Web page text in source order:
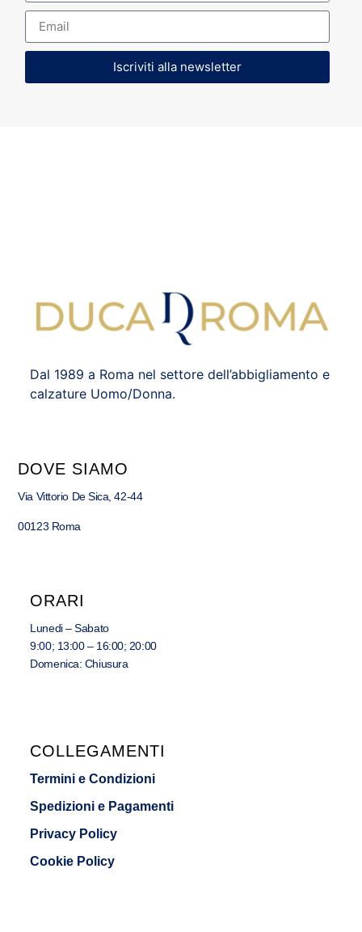
Iscriviti alla newsletter
Dal 1989 a Roma nel settore dell’abbigliamento e
calzature Uomo/Donna.
DOVE SIAMO
Via Vittorio De Sica, 42-44
00123 Roma
ORARI
Lunedi – Sabato
9:00; 13:00 – 16:00; 20:00
Domenica: Chiusura
COLLEGAMENTI
Termini e Condizioni
Spedizioni e Pagamenti
Privacy Policy
Cookie Policy